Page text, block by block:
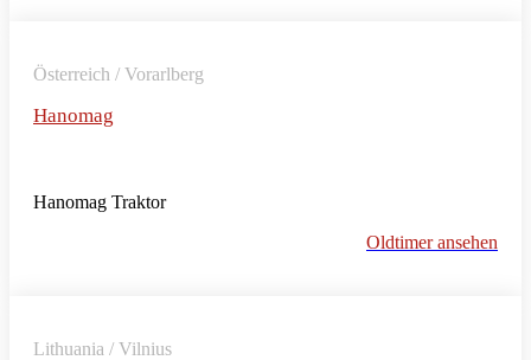
Österreich / Vorarlberg
Hanomag
Hanomag Traktor
Oldtimer ansehen
Lithuania / Vilnius